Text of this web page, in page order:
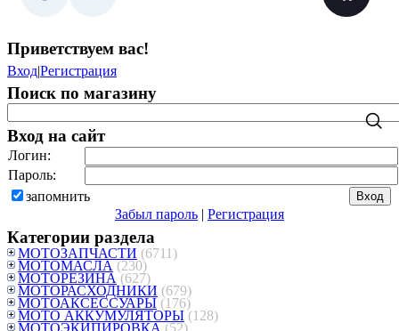
Приветствуем вас!
Вход|Регистрация
Поиск по магазину
Вход на сайт
Логин:
Пароль:
запомнить
Забыл пароль | Регистрация
Категории раздела
МОТОЗАПЧАСТИ (6711)
МОТОМАСЛА (230)
МОТОРЕЗИНА (627)
МОТОРАСХОДНИКИ (679)
МОТОАКСЕССУАРЫ (176)
МОТО АККУМУЛЯТОРЫ (128)
МОТОЭКИПИРОВКА (52)